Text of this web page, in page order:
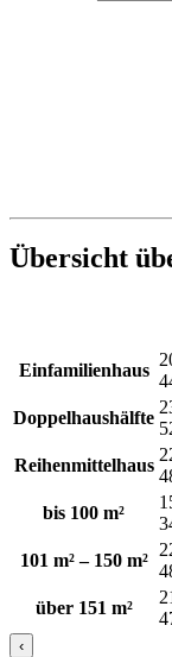
Übersicht
Einfamilienhaus
Doppelhaushälfte
Reihenmittelhaus
bis 100 m²
101 m² – 150 m²
über 151 m²
‹